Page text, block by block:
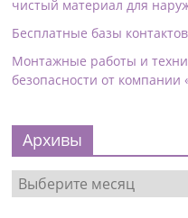
чистый материал для
Бесплатные базы
Монтажные работы и
безопасности от компании
Архивы